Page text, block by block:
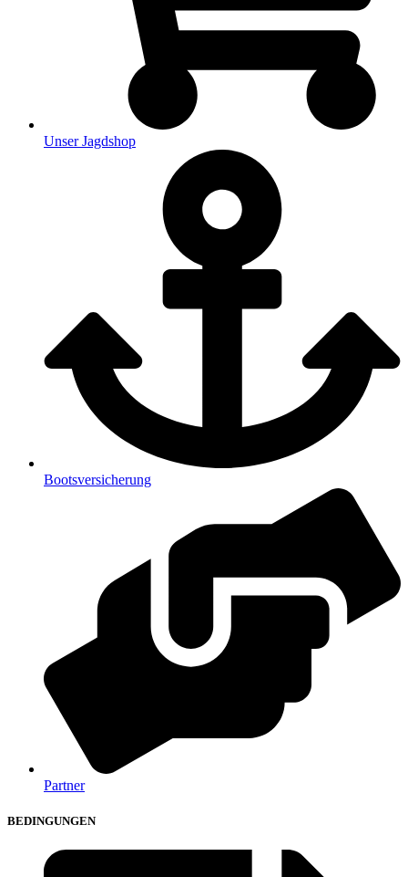
Unser Jagdshop
Bootsversicherung
Partner
BEDINGUNGEN